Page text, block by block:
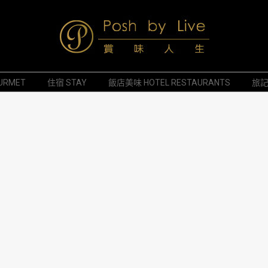
Posh
住宿 STAY 飯店美味 HOTEL RESTAURANTS 旅記